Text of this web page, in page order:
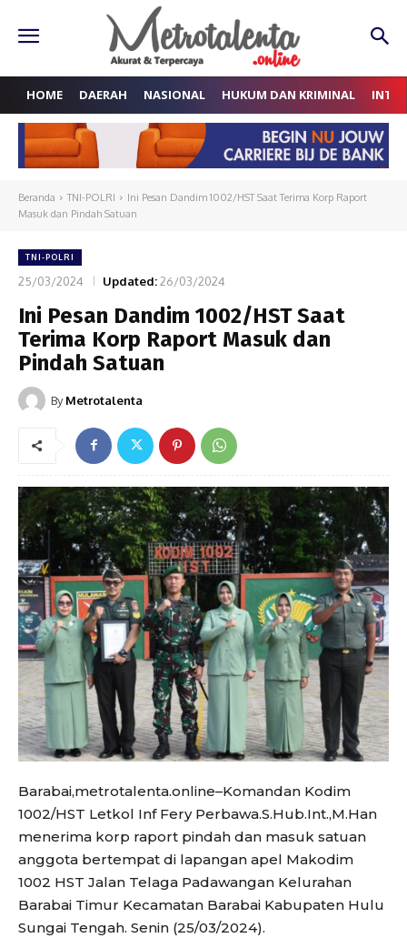
HOME DAERAH NASIONAL HUKUM DAN KRIMINAL
Beranda TNI-POLRI
Ini Pesan Dandim 1002/HST Saat Terima Korp Raport
Masuk dan Pindah Satuan
TNI-POLRI
25/03/2024 Updated:26/03/2024
Ini Pesan Dandim 1002/HST Saat
Terima Korp Raport Masuk dan
Pindah Satuan
By Metrotalenta
Barabai,metrotalenta.online–Komandan Kodim
1002/HST Letkol Inf Fery Perbawa.S.Hub.Int.,M.Han
menerima korp raport pindah dan masuk satuan
anggota bertempat di lapangan apel Makodim
1002 HST Jalan Telaga Padawangan Kelurahan
Barabai Timur Kecamatan Barabai Kabupaten Hulu
Sungai Tengah. Senin (25/03/2024).